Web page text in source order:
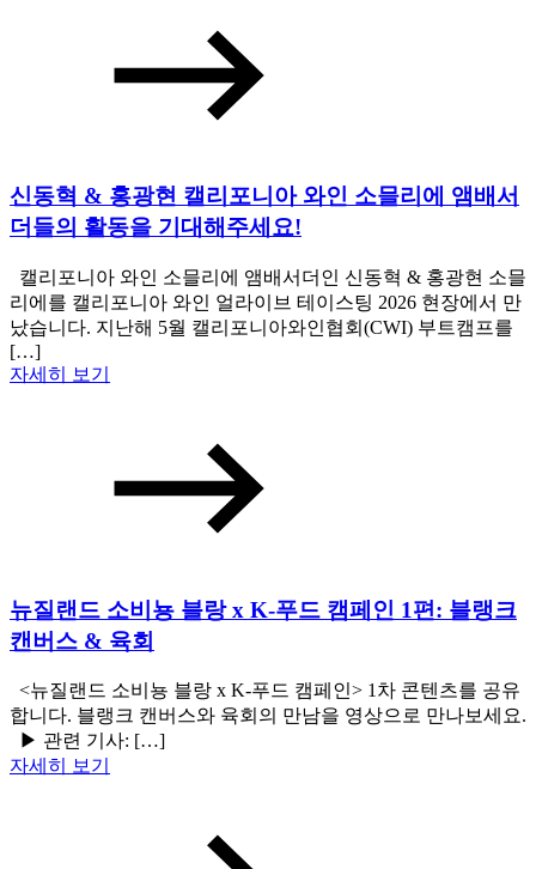
신동혁 & 홍광현 캘리포니아 와인 소믈리에 앰배서
더들의 활동을 기대해주세요!
캘리포니아 와인 소믈리에 앰배서더인 신동혁 & 홍광현 소믈
리에를 캘리포니아 와인 얼라이브 테이스팅 2026 현장에서 만
났습니다. 지난해 5월 캘리포니아와인협회(CWI) 부트캠프를
[…]
자세히 보기
뉴질랜드 소비뇽 블랑 x K-푸드 캠페인 1편: 블랭크
캔버스 & 육회
<뉴질랜드 소비뇽 블랑 x K-푸드 캠페인> 1차 콘텐츠를 공유
합니다. 블랭크 캔버스와 육회의 만남을 영상으로 만나보세요.
▶ 관련 기사: […]
자세히 보기